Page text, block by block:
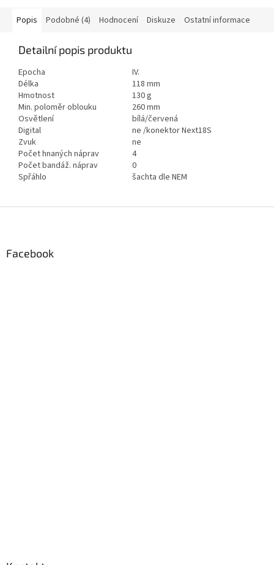
Popis Podobné (4) Hodnocení Diskuze Ostatní informace
Detailní popis produktu
Epocha
IV.
Délka
118 mm
Hmotnost
130 g
Min. poloměr oblouku
260 mm
Osvětlení
bílá/červená
Digital
ne /konektor Next18S
Zvuk
ne
Počet hnaných náprav
4
Počet bandáž. náprav
0
Spřáhlo
šachta dle NEM
Facebook